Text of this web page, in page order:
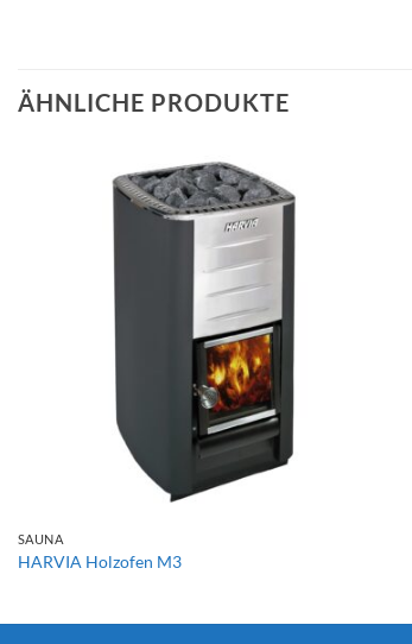
ÄHNLICHE PRODUKTE
SAUNA
HARVIA Holzofen M3